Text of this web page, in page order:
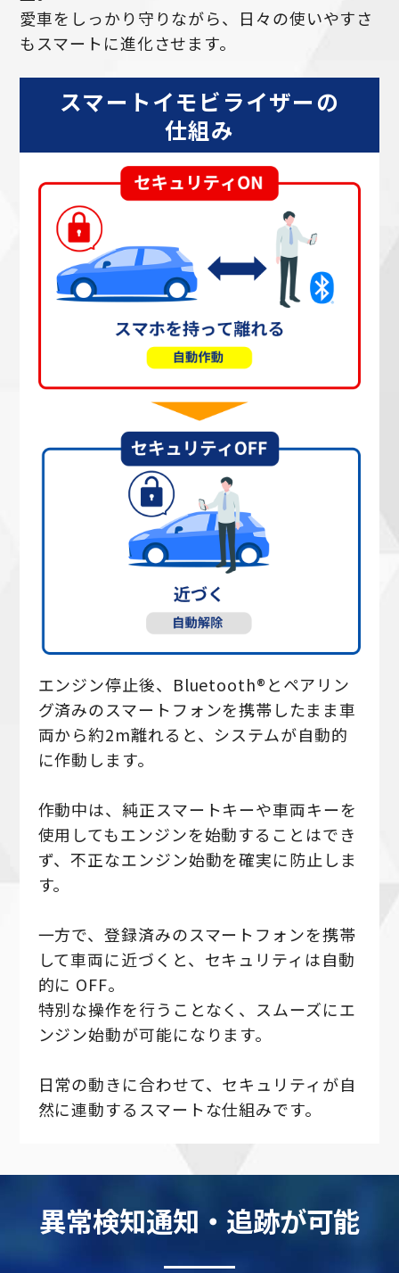
愛車をしっかり守りながら、日々の使いやすさ
もスマートに進化させます。
スマートイモビライザーの
仕組み
エンジン停止後、Bluetooth®とペアリン
グ済みのスマートフォンを携帯したまま車
両から約2m離れると、システムが自動的
に作動します。
作動中は、純正スマートキーや車両キーを
使用してもエンジンを始動することはでき
ず、不正なエンジン始動を確実に防止しま
す。
一方で、登録済みのスマートフォンを携帯
して車両に近づくと、セキュリティは自動
的に OFF。
特別な操作を行うことなく、スムーズにエ
ンジン始動が可能になります。
日常の動きに合わせて、セキュリティが自
然に連動するスマートな仕組みです。
異常検知通知・追跡が可能